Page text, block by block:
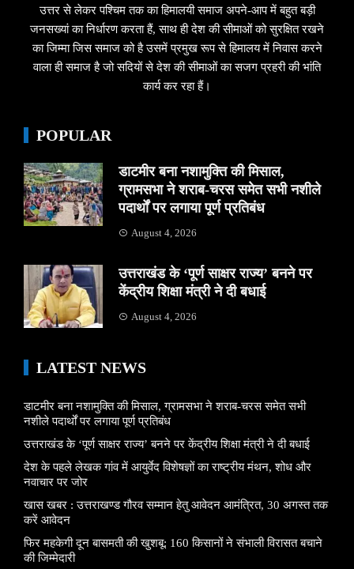
उत्तर से लेकर पश्चिम तक का हिमालयी समाज अपने-आप में बहुत बड़ी
जनसख्यां का निर्धारण करता हैं, साथ ही देश की सीमाओं को सुरक्षित रखने
का जिम्मा जिस समाज को है उसमें प्रमुख रूप से हिमालय में निवास करने
वाला ही समाज है जो सदियों से देश की सीमाओं का सजग प्रहरी की भांति
कार्य कर रहा हैं।
POPULAR
डाटमीर बना नशामुक्ति की मिसाल,
ग्रामसभा ने शराब-चरस समेत सभी नशीले
पदार्थों पर लगाया पूर्ण प्रतिबंध
August 4, 2026
उत्तराखंड के ‘पूर्ण साक्षर राज्य’ बनने पर
केंद्रीय शिक्षा मंत्री ने दी बधाई
August 4, 2026
LATEST NEWS
डाटमीर बना नशामुक्ति की मिसाल, ग्रामसभा ने शराब-चरस समेत सभी
नशीले पदार्थों पर लगाया पूर्ण प्रतिबंध
उत्तराखंड के ‘पूर्ण साक्षर राज्य’ बनने पर केंद्रीय शिक्षा मंत्री ने दी बधाई
देश के पहले लेखक गांव में आयुर्वेद विशेषज्ञों का राष्ट्रीय मंथन, शोध और
नवाचार पर जोर
खास खबर : उत्तराखण्ड गौरव सम्मान हेतु आवेदन आमंत्रित, 30 अगस्त तक
करें आवेदन
फिर महकेगी दून बासमती की खुशबू: 160 किसानों ने संभाली विरासत बचाने
की जिम्मेदारी